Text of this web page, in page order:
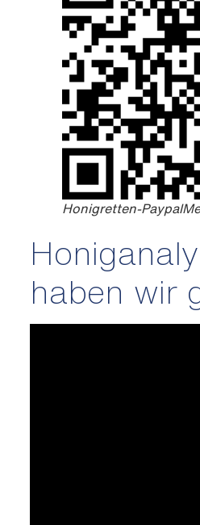
Honigretten-
haben wir